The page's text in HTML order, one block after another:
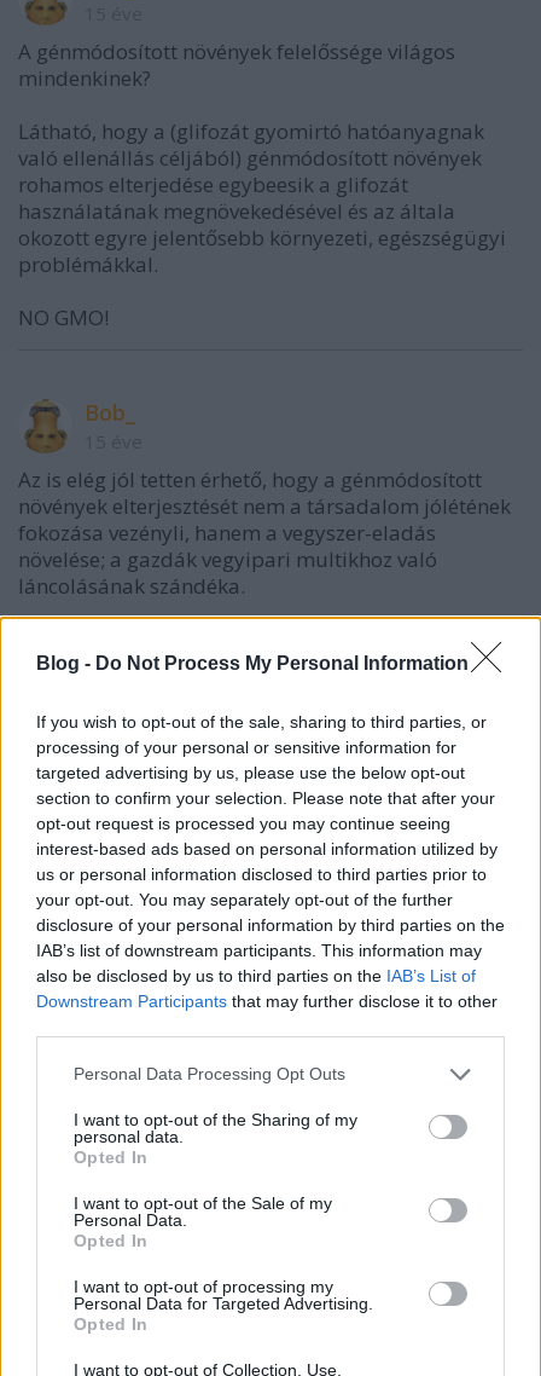
Blog - Do Not Process My Personal Information
If you wish to opt-out of the sale, sharing to third parties, or
processing of your personal or sensitive information for
targeted advertising by us, please use the below opt-out
section to confirm your selection. Please note that after your
opt-out request is processed you may continue seeing
interest-based ads based on personal information utilized by
us or personal information disclosed to third parties prior to
your opt-out. You may separately opt-out of the further
disclosure of your personal information by third parties on the
IAB’s list of downstream participants. This information may
also be disclosed by us to third parties on the IAB’s List of
Downstream Participants that may further disclose it to other
Please note that this website/app uses one or more Google
not limited to your visit or usage behaviour. You may click to
grant or deny consent to Google and its third-party tags to
use your data for below specified purposes in below Google
consent section.
Personal Data Processing Opt Outs
I want to opt-out of the Sharing of my
personal data.
Opted In
I want to opt-out of the Sale of my
Personal Data.
Opted In
I want to opt-out of processing my
Personal Data for Targeted Advertising.
Opted In
I want to opt-out of Collection, Use,
A génmódosított növények felelőssége világos
mindenkinek?
Látható, hogy a (glifozát gyomirtó hatóanyagnak
való ellenállás céljából) génmódosított növények
rohamos elterjedése egybeesik a glifozát
használatának megnövekedésével és az általa
okozott egyre jelentősebb környezeti, egészségügyi
problémákkal.
NO GMO!
Bob_
Az is elég jól tetten érhető, hogy a génmódosított
növények elterjesztését nem a társadalom jólétének
fokozása vezényli, hanem a vegyszer-eladás
növelése; a gazdák vegyipari multikhoz való
láncolásának szándéka.
Te elhitted?
pandava
15 éve
@Bob_: GMO növény lehet/van e nélkül a vegyszer
nélkül is, ezek nem feltétlen járnak a kéz a kézben
Bob_
15 éve
@pandava: valóban van más fajta is. Főleg a
biotechnológiai kommunikációs kiadványokban. A
kereskedelmi forgalom döntően kétféle
gyomirtószernek ellenálló (lásd a fentieket) és
minden sejtjében rovarölőszert (Bt) termelő.
Egyik sem az éhező szegények táplálását tűzte ki fő
célul...
A glifozát hatóanyagnak ellenálló génmódosított
növény elterjedése láthatóan erősen összefügg a
vegyszerhasználat növekedésével.
Ami pedig erősen összefügg azzal, hogy nő a